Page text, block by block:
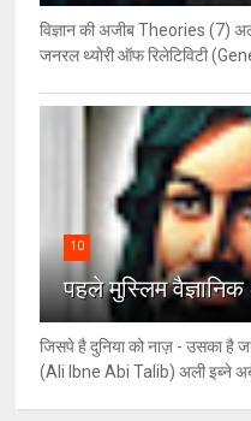
विज्ञान की अजीब Theories (7)
जनरल थ्योरी ऑफ रिलेटिविटी
10
पहले मुस्लिम
जिसपे है दुनिया को नाज़ - उसका है
(Ali Ibne Abi Talib) अली इब्ने